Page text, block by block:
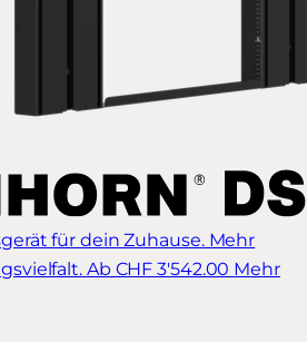
für dein Zuhause. Mehr
Ab CHF 3'542.00 Mehr